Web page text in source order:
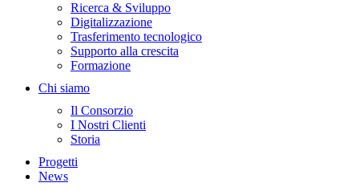
Ricerca & Sviluppo
Digitalizzazione
Trasferimento tecnologico
Supporto alla crescita
Formazione
Chi siamo
Il Consorzio
I Nostri Clienti
Storia
Progetti
News